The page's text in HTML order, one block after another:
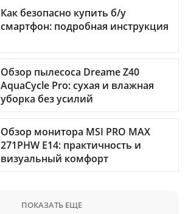
Как безопасно купить б/у
смартфон: подробная инструкция
Обзор пылесоса Dreame Z40
AquaCycle Pro: сухая и влажная
уборка без усилий
Обзор монитора MSI PRO MAX
271PHW E14: практичность и
визуальный комфорт
ПОКАЗАТЬ ЕЩЕ